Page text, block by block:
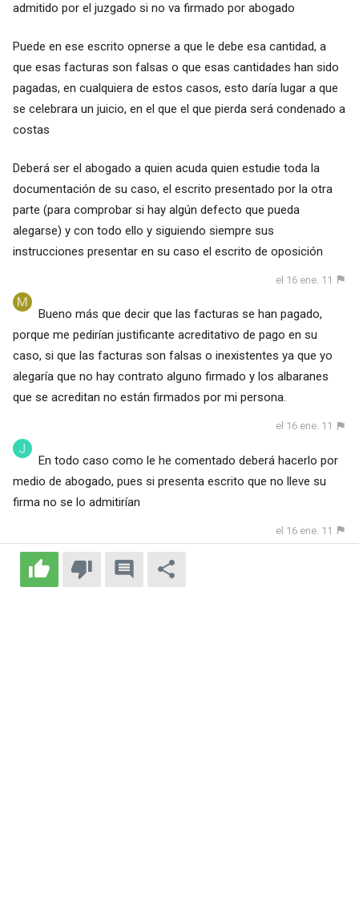
admitido por el juzgado si no va firmado por abogado
Puede en ese escrito opnerse a que le debe esa cantidad, a
que esas facturas son falsas o que esas cantidades han sido
pagadas, en cualquiera de estos casos, esto daría lugar a que
se celebrara un juicio, en el que el que pierda será condenado a
costas
Deberá ser el abogado a quien acuda quien estudie toda la
documentación de su caso, el escrito presentado por la otra
parte (para comprobar si hay algún defecto que pueda
alegarse) y con todo ello y siguiendo siempre sus
instrucciones presentar en su caso el escrito de oposición
el 16 ene. 11
Bueno más que decir que las facturas se han pagado,
porque me pedirían justificante acreditativo de pago en su
caso, si que las facturas son falsas o inexistentes ya que yo
alegaría que no hay contrato alguno firmado y los albaranes
que se acreditan no están firmados por mi persona.
el 16 ene. 11
En todo caso como le he comentado deberá hacerlo por
medio de abogado, pues si presenta escrito que no lleve su
firma no se lo admitirían
el 16 ene. 11